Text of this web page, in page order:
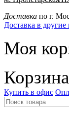
Доставка по г.
Доставка в другие
Моя
Купить в офис